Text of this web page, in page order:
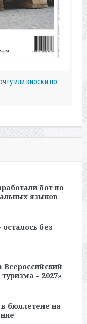
или киоски по
бот по
языков
без
Всероссийский
– 2027»
бюллетене на